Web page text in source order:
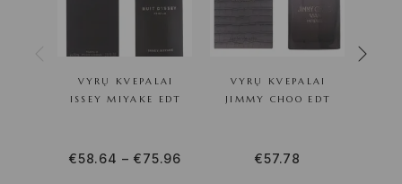
VYRŲ KVEPALAI
ISSEY MIYAKE EDT
€58.64 – €75.96
VYRŲ KVEPALAI
JIMMY CHOO EDT
€57.78